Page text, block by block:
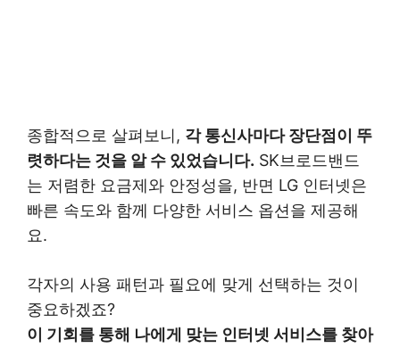
종합적으로 살펴보니, 각 통신사마다 장단점이 뚜
렷하다는 것을 알 수 있었습니다. SK브로드밴드
는 저렴한 요금제와 안정성을, 반면 LG 인터넷은
빠른 속도와 함께 다양한 서비스 옵션을 제공해
요.
각자의 사용 패턴과 필요에 맞게 선택하는 것이
중요하겠죠?
이 기회를 통해 나에게 맞는 인터넷 서비스를 찾아